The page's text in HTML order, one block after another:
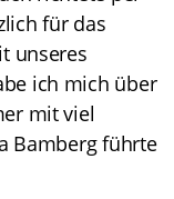
für das
unseres
ich mich über
mit viel
Bamberg führte